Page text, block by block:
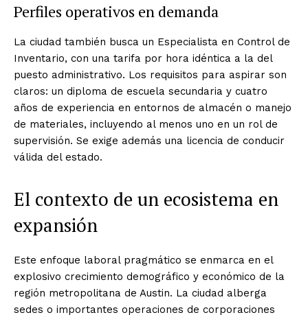
Perfiles operativos en demanda
La ciudad también busca un Especialista en Control de
Inventario, con una tarifa por hora idéntica a la del
puesto administrativo. Los requisitos para aspirar son
claros: un diploma de escuela secundaria y cuatro
años de experiencia en entornos de almacén o manejo
de materiales, incluyendo al menos uno en un rol de
supervisión. Se exige además una licencia de conducir
válida del estado.
El contexto de un ecosistema en
expansión
Este enfoque laboral pragmático se enmarca en el
explosivo crecimiento demográfico y económico de la
región metropolitana de Austin. La ciudad alberga
sedes o importantes operaciones de corporaciones